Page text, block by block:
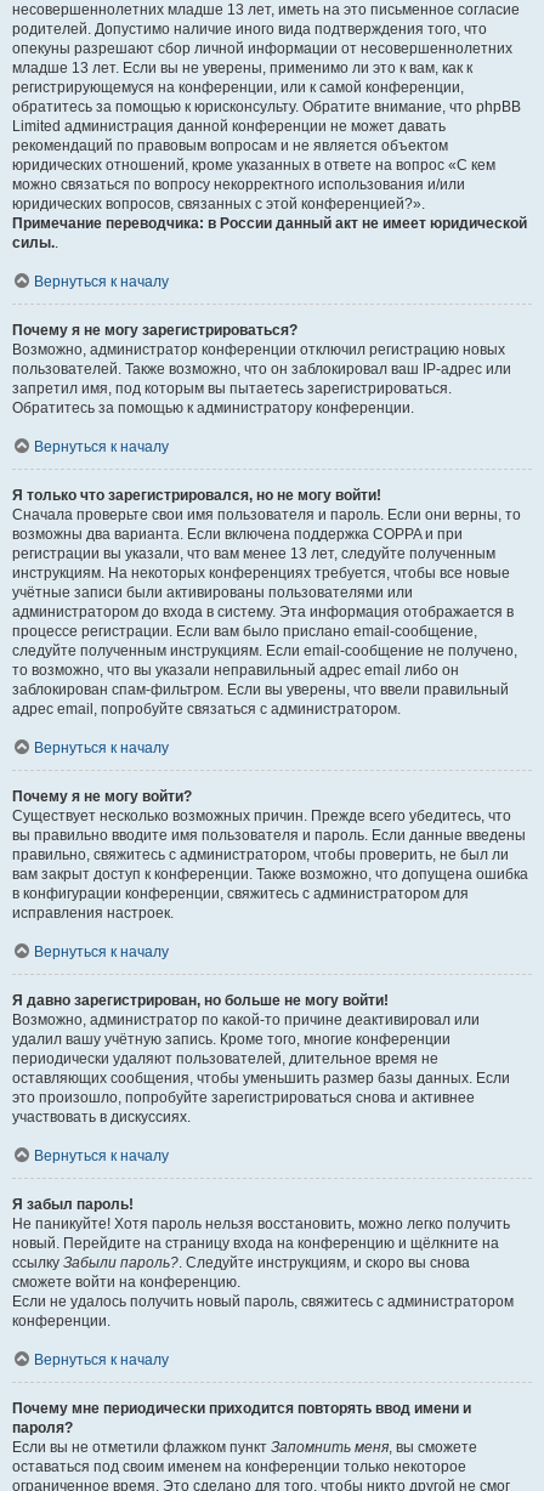
несовершеннолетних младше 13 лет, иметь на это письменное согласие
родителей. Допустимо наличие иного вида подтверждения того, что
опекуны разрешают сбор личной информации от несовершеннолетних
младше 13 лет. Если вы не уверены, применимо ли это к вам, как к
регистрирующемуся на конференции, или к самой конференции,
обратитесь за помощью к юрисконсульту. Обратите внимание, что phpBB
Limited администрация данной конференции не может давать
рекомендаций по правовым вопросам и не является объектом
юридических отношений, кроме указанных в ответе на вопрос «С кем
можно связаться по вопросу некорректного использования и/или
юридических вопросов, связанных с этой конференцией?».
Примечание переводчика: в России данный акт не имеет юридической
силы..
Вернуться к началу
Почему я не могу зарегистрироваться?
Возможно, администратор конференции отключил регистрацию новых
пользователей. Также возможно, что он заблокировал ваш IP-адрес или
запретил имя, под которым вы пытаетесь зарегистрироваться.
Обратитесь за помощью к администратору конференции.
Вернуться к началу
Я только что зарегистрировался, но не могу войти!
Сначала проверьте свои имя пользователя и пароль. Если они верны, то
возможны два варианта. Если включена поддержка COPPA и при
регистрации вы указали, что вам менее 13 лет, следуйте полученным
инструкциям. На некоторых конференциях требуется, чтобы все новые
учётные записи были активированы пользователями или
администратором до входа в систему. Эта информация отображается в
процессе регистрации. Если вам было прислано email-сообщение,
следуйте полученным инструкциям. Если email-сообщение не получено,
то возможно, что вы указали неправильный адрес email либо он
заблокирован спам-фильтром. Если вы уверены, что ввели правильный
адрес email, попробуйте связаться с администратором.
Вернуться к началу
Почему я не могу войти?
Существует несколько возможных причин. Прежде всего убедитесь, что
вы правильно вводите имя пользователя и пароль. Если данные введены
правильно, свяжитесь с администратором, чтобы проверить, не был ли
вам закрыт доступ к конференции. Также возможно, что допущена ошибка
в конфигурации конференции, свяжитесь с администратором для
исправления настроек.
Вернуться к началу
Я давно зарегистрирован, но больше не могу войти!
Возможно, администратор по какой-то причине деактивировал или
удалил вашу учётную запись. Кроме того, многие конференции
периодически удаляют пользователей, длительное время не
оставляющих сообщения, чтобы уменьшить размер базы данных. Если
это произошло, попробуйте зарегистрироваться снова и активнее
участвовать в дискуссиях.
Вернуться к началу
Я забыл пароль!
Не паникуйте! Хотя пароль нельзя восстановить, можно легко получить
новый. Перейдите на страницу входа на конференцию и щёлкните на
ссылку Забыли пароль?. Следуйте инструкциям, и скоро вы снова
сможете войти на конференцию.
Если не удалось получить новый пароль, свяжитесь с администратором
конференции.
Вернуться к началу
Почему мне периодически приходится повторять ввод имени и
пароля?
Если вы не отметили флажком пункт Запомнить меня, вы сможете
оставаться под своим именем на конференции только некоторое
ограниченное время. Это сделано для того, чтобы никто другой не смог